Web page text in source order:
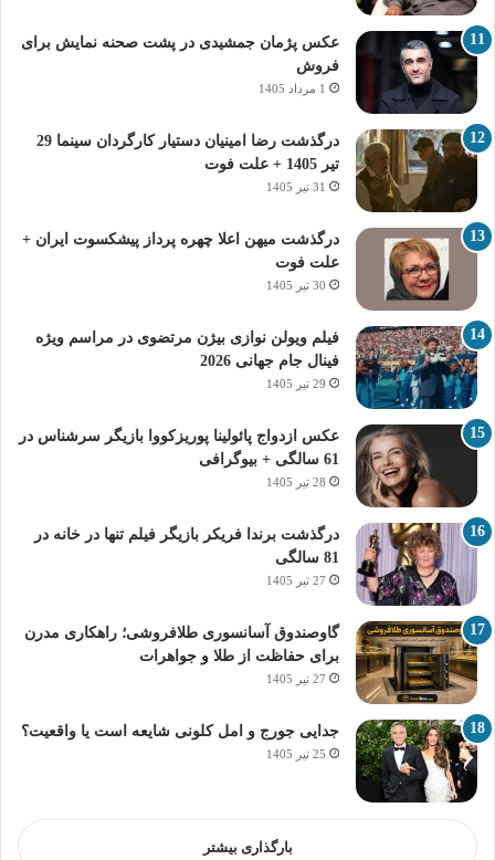
عکس پژمان جمشیدی در پشت صحنه نمایش برای
فروش
1 مرداد 1405
درگذشت رضا امینیان دستیار کارگردان سینما 29
تیر 1405 + علت فوت
31 تیر 1405
درگذشت میهن اعلا چهره پرداز پیشکسوت ایران +
علت فوت
30 تیر 1405
فیلم ویولن نوازی بیژن مرتضوی در مراسم ویژه
فینال جام جهانی 2026
29 تیر 1405
عکس ازدواج پائولینا پوریزکووا بازیگر سرشناس در
61 سالگی + بیوگرافی
28 تیر 1405
درگذشت برندا فریکر بازیگر فیلم تنها در خانه در
81 سالگی
27 تیر 1405
گاوصندوق آسانسوری طلافروشی؛ راهکاری مدرن
برای حفاظت از طلا و جواهرات
27 تیر 1405
جدایی جورج و امل کلونی شایعه است یا واقعیت؟
25 تیر 1405
بارگذاری بیشتر